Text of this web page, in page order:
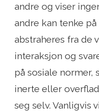
andre og viser
andre kan tenke på
abstraheres fra de
interaksjon og
på sosiale normer,
inerte eller
seg selv. Vanligvis